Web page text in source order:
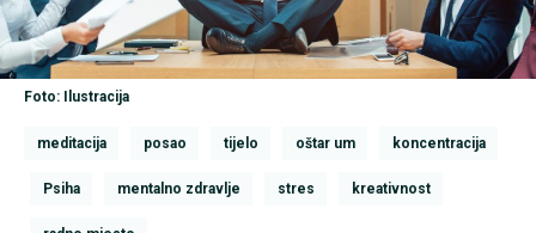
Foto: Ilustracija
meditacija posao tijelo oštar um koncentracija
Psiha mentalno zdravlje stres kreativnost